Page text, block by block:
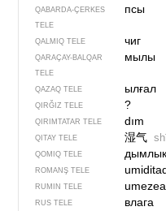
QABARDA-ÇERKES
TELE
псы
QALMIQ TELE чиг
QARAÇAY-BALQAR
TELE
мылы
QAZAQ TELE ылғал
QIRĞIZ TELE ?
QIRIMTATAR TELE dım
QITAY TELE 湿气
QOMIQ TELE
ROMANŞ TELE
RUMIN TELE
RUS TELE влага